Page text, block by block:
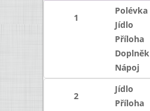
1
Polévka
Jídlo
Příloha
Doplněk
Nápoj
2
Jídlo
Příloha